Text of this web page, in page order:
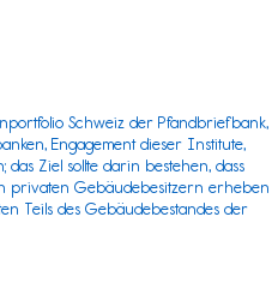
Schweiz der Pfandbriefbank,
Engagement dieser Institute,
Ziel sollte darin bestehen, dass
privaten Gebäudebesitzern erheben
Teils des Gebäudebestandes der